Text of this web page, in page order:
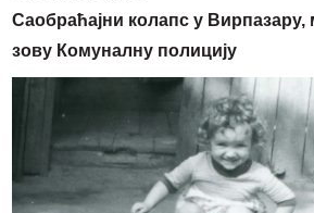
Саобраћајни колапс у Вирпазару,
зову Комуналну полицију